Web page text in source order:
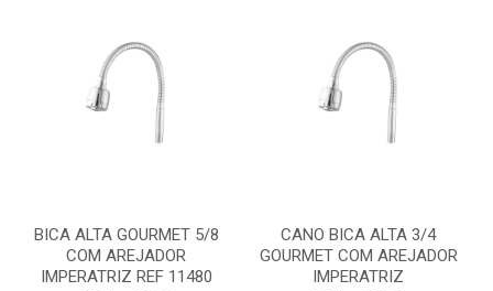
BICA ALTA GOURMET 5/8
COM AREJADOR
IMPERATRIZ REF 11480
CANO BICA ALTA 3/4
GOURMET COM AREJADOR
IMPERATRIZ